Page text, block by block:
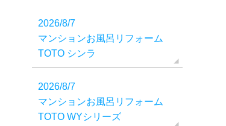
2026/8/7
マンションお風呂リフォーム
TOTO シンラ
2026/8/7
マンションお風呂リフォーム
TOTO WYシリーズ